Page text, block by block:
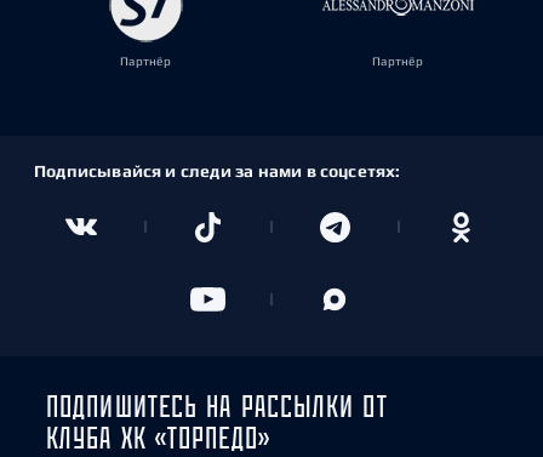
Партнёр Партнёр
Подписывайся и следи за нами в соцсетях:
ПОДПИШИТЕСЬ НА РАССЫЛКИ ОТ
КЛУБА ХК «ТОРПЕДО»